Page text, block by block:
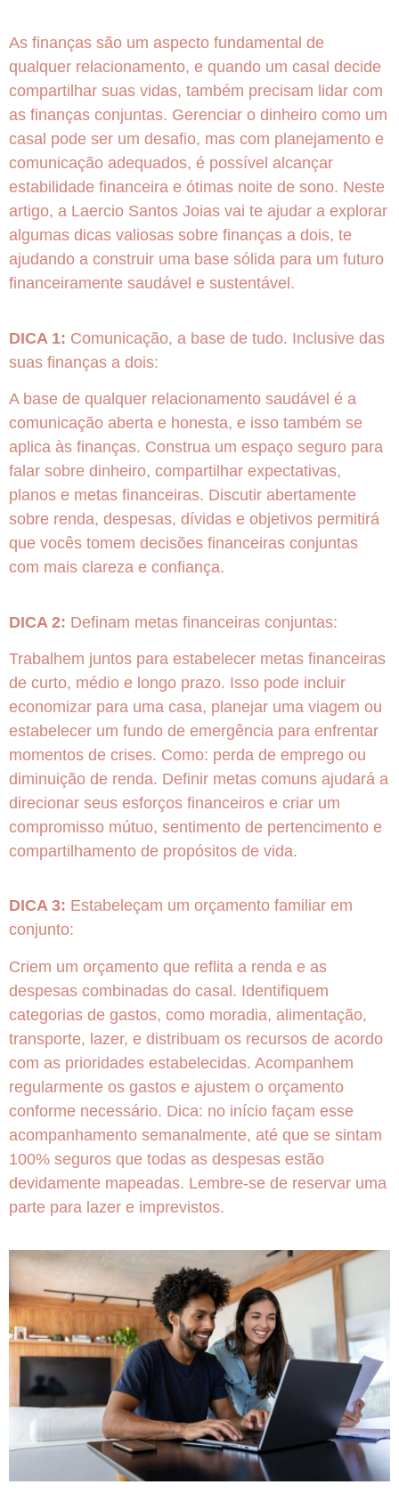
As finanças são um aspecto fundamental de
qualquer relacionamento, e quando um casal decide
compartilhar suas vidas, também precisam lidar com
as finanças conjuntas. Gerenciar o dinheiro como um
casal pode ser um desafio, mas com planejamento e
comunicação adequados, é possível alcançar
estabilidade financeira e ótimas noite de sono. Neste
artigo, a Laercio Santos Joias vai te ajudar a explorar
algumas dicas valiosas sobre finanças a dois, te
ajudando a construir uma base sólida para um futuro
financeiramente saudável e sustentável.
DICA 1: Comunicação, a base de tudo. Inclusive das
suas finanças a dois:
A base de qualquer relacionamento saudável é a
comunicação aberta e honesta, e isso também se
aplica às finanças. Construa um espaço seguro para
falar sobre dinheiro, compartilhar expectativas,
planos e metas financeiras. Discutir abertamente
sobre renda, despesas, dívidas e objetivos permitirá
que vocês tomem decisões financeiras conjuntas
com mais clareza e confiança.
DICA 2: Definam metas financeiras conjuntas:
Trabalhem juntos para estabelecer metas financeiras
de curto, médio e longo prazo. Isso pode incluir
economizar para uma casa, planejar uma viagem ou
estabelecer um fundo de emergência para enfrentar
momentos de crises. Como: perda de emprego ou
diminuição de renda. Definir metas comuns ajudará a
direcionar seus esforços financeiros e criar um
compromisso mútuo, sentimento de pertencimento e
compartilhamento de propósitos de vida.
DICA 3: Estabeleçam um orçamento familiar em
conjunto:
Criem um orçamento que reflita a renda e as
despesas combinadas do casal. Identifiquem
categorias de gastos, como moradia, alimentação,
transporte, lazer, e distribuam os recursos de acordo
com as prioridades estabelecidas. Acompanhem
regularmente os gastos e ajustem o orçamento
conforme necessário. Dica: no início façam esse
acompanhamento semanalmente, até que se sintam
100% seguros que todas as despesas estão
devidamente mapeadas. Lembre-se de reservar uma
parte para lazer e imprevistos.